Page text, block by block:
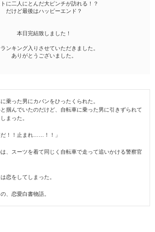
に二人にとんだ大ピンチが訪れる！？
だけど最後はハッピーエンド？
本日完結致しました！
ンキング入りさせていただきました。
ありがとうございました。
乗った男にカバンをひったくられた。
掴んでいたのだけど、自転車に乗った男に引きずられて
しまった。
！！止まれ……！！」
、スーツを着て同じく自転車で走って追いかける警察官
恋をしてしまった。
、恋愛白書物語。